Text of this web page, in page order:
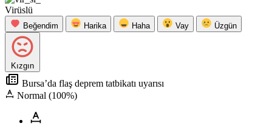
Virüslü
Beğendim Harika Haha Vay Üzgün
Kızgın
Bursa’da flaş deprem tatbikatı uyarısı
Normal (100%)